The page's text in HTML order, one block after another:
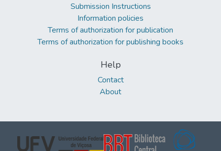
Submission Instructions
Information policies
Terms of authorization for publication
Terms of authorization for publishing books
Help
Contact
About